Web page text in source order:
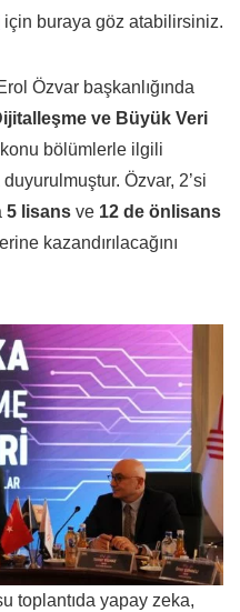
için buraya göz atabilirsiniz.
Özvar başkanlığında
ve Büyük Veri
bölümlerle ilgili
Özvar, 2’si
5 lisans ve 12 de önlisans
kazandırılacağını
toplantıda yapay zeka,